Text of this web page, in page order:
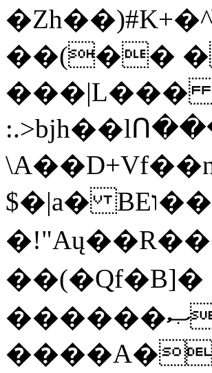
��(��
���|L���
$�|a� BEו��w�{���;���q�X��d%�������W� hU�(�1�Ū}9�S�F<��i�L3�;�
��(�Qf�B]�
������ޞ��ϟak��r��_39$�8�p���7�2�yIZ�R��x��/